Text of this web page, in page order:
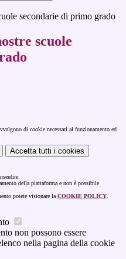
secondarie di primo grado
scuole
di cookie necessari al funzionamento ed
Accetta tutti i cookies
della piattaforma e non è possibile
potete visionare la COOKIE POLICY
non possono essere
nella pagina della cookie